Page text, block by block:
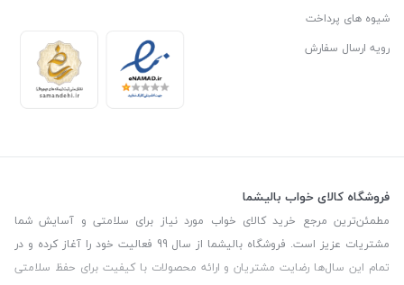
شیوه های پرداخت
رویه ارسال سفارش
فروشگاه کالای خواب بالیشما
مطمئن‌ترین مرجع خرید کالای خواب مورد نیاز برای سلامتی و آسایش شما
مشتریات عزیز است. فروشگاه بالیشما از سال 99 فعالیت خود را آغاز کرده و در
تمام این سال‌ها رضایت مشتریان و ارائه محصولات با کیفیت برای حفظ سلامتی